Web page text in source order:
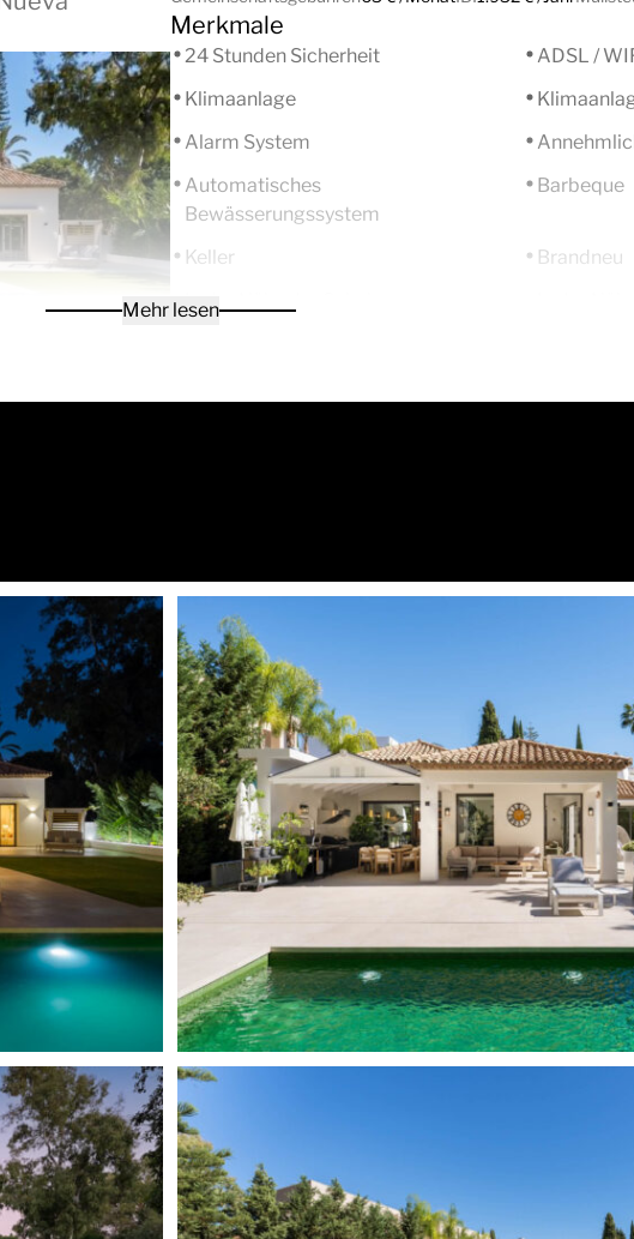
und
der Costa del Sol
Club. Die
Ambiente
vom
Sea Grill und
vereint.
für natürliches
großzügige,
und
Sie mit
und die
in zwei separate
Schlafzimmer
verfügt
dem Blick in den
und
Komfort
und
ausgestattete
und
Atmosphäre,
Merkmale
24 Stunden Sicherheit
ADSL /
Klimaanlage
Alarm System
Automatisches
Bewässerungssystem
Barbeque
Keller
Brandneu
In der Nähe der Schule
Gym
Internet -
Laundry room
Bergseite
Offene Küche
Pool Views
Private Terrace
Separate
Lagerraum
Transport in der Nähe
Fußbodenheizung (teilweise)
Mehr lesen